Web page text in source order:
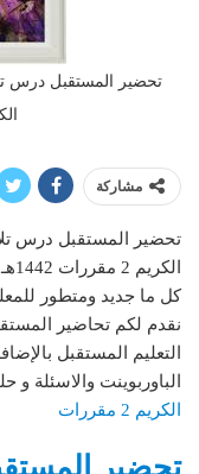
تحضير المستقبل درس
مشاركة
تحضير المستقبل درس
كل ما جديد ومتطور
نقدم لكم تحاضير
التعليم المستقبل
الباوربوينت والاسئلة و
الكريم 2 مقررات